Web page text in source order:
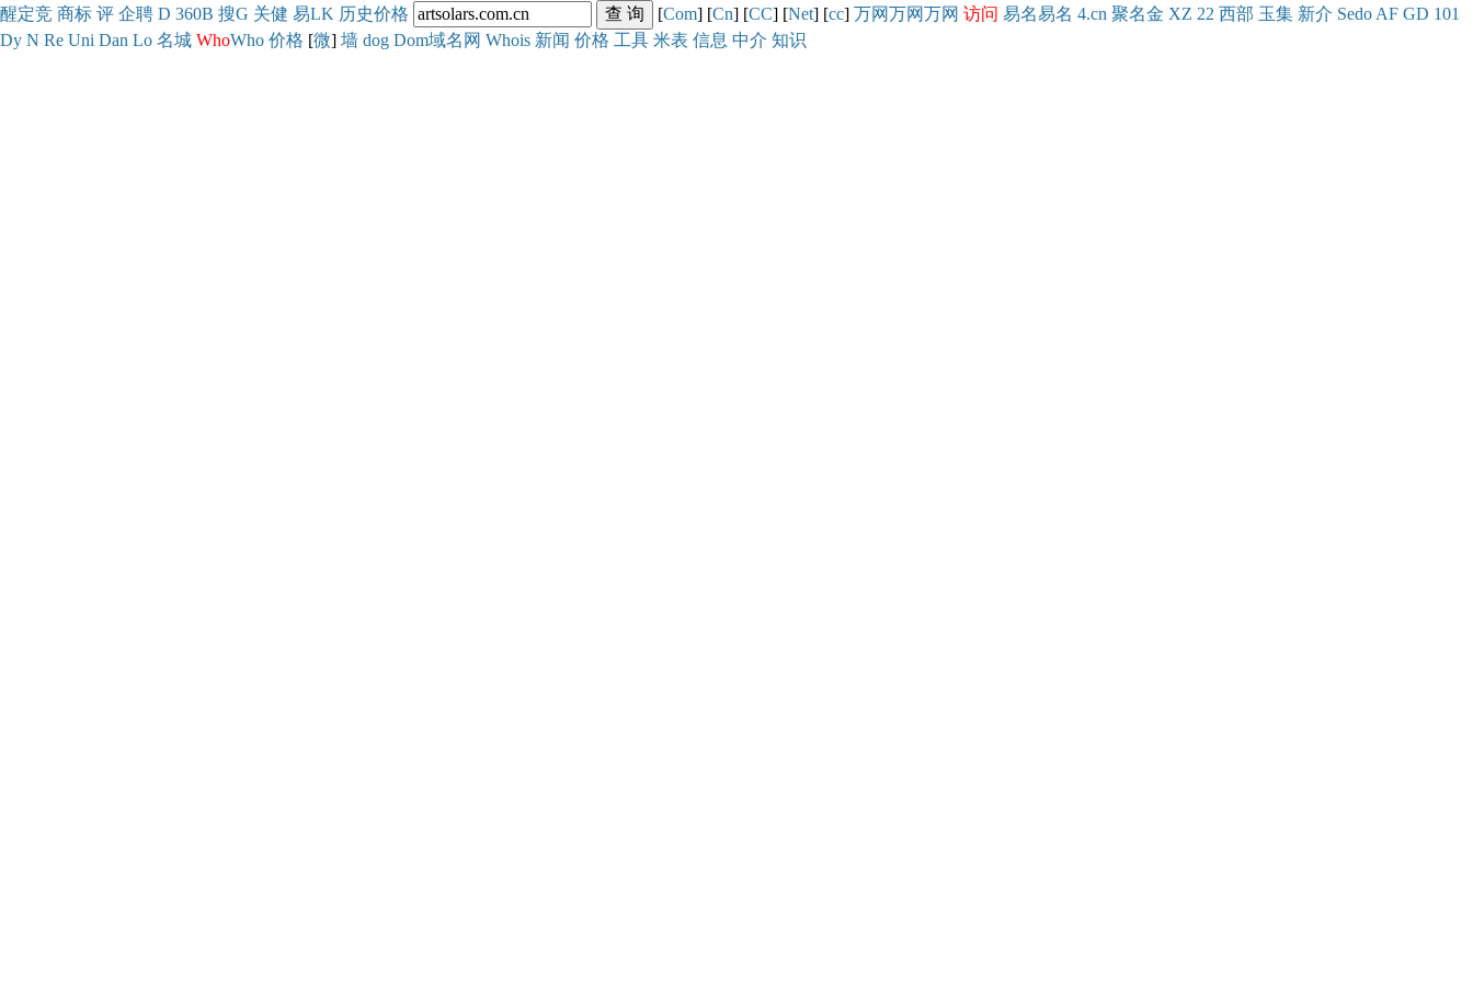
醒定竞 商标 评 企聘 D 360B 搜G 关健 易LK 历史价格 [Com] [Cn] [CC] [Net] [cc] 万网万网万网 访问 易名易名 4.cn 聚名金 XZ 22 西部 玉集 新介 Sedo AF GD 101
Dy N Re Uni Dan Lo 名城 WhoWho 价格 [微] 墙 dog Dom域名网 Whois 新闻 价格 工具 米表 信息 中介 知识